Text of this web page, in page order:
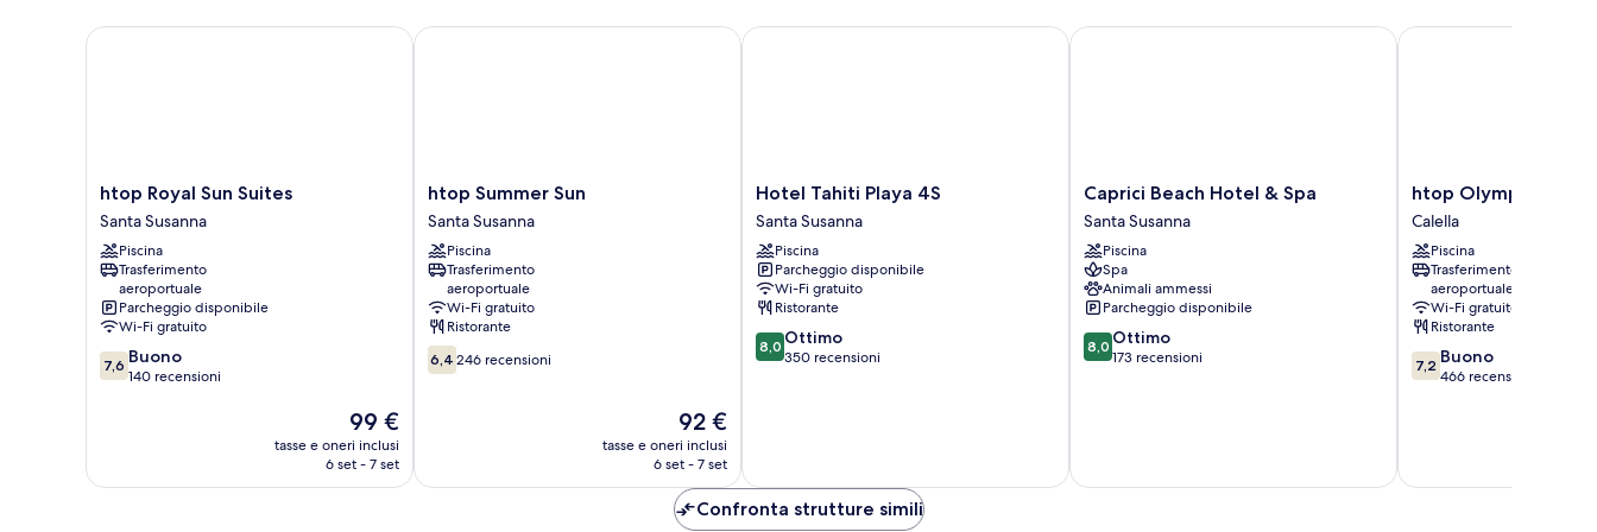
htop
Royal
Sun
Suites
Santa
Susanna
htop Royal Sun Suites
Santa Susanna
Piscina
Trasferimento
aeroportuale
Parcheggio disponibile
Wi-Fi gratuito
7.6
su
7,6 Buono
140 recensioni
Il
prezzo
attuale
99 €
tasse e oneri inclusi
6 set - 7 set
htop Royal Sun Suites
htop
Summer
Sun
Santa
Susanna
htop Summer Sun
Santa Susanna
Piscina
Trasferimento
aeroportuale
Wi-Fi gratuito
Ristorante
6.4
su
6,4 246 recensioni
Il
prezzo
attuale
92 €
92 €
tasse e oneri inclusi
6 set - 7 set
htop Summer Sun
Hotel
Tahiti
Playa
4S
Santa
Susanna
Hotel Tahiti Playa 4S
Santa Susanna
Piscina
Parcheggio disponibile
Wi-Fi gratuito
Ristorante
8.0
su
8,0 Ottimo
350 recensioni
Hotel Tahiti Playa 4S
Caprici
Beach
Hotel
&
Spa
Santa
Susanna
Caprici Beach Hotel & Spa
Santa Susanna
Piscina
Spa
Animali ammessi
Parcheggio disponibile
8.0
su
8,0 Ottimo
173 recensioni
Caprici Beach Hotel & Spa
htop
Olympic
Calella
htop Olympic
Calella
Piscina
Trasferimento
aeroportuale
Wi-Fi gratuito
Ristorante
7.2
su
7,2 Buono
466 recensioni
htop Olympic
Confronta strutture simili